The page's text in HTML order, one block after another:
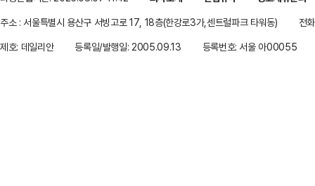
주소 : 서울특별시 용산구 서빙고로 17, 18층(한강로3가,센트럴파크 타워동)
전
제호: 데일리안
등록일/발행일: 2005.09.13 등록번호: 서울 아00055